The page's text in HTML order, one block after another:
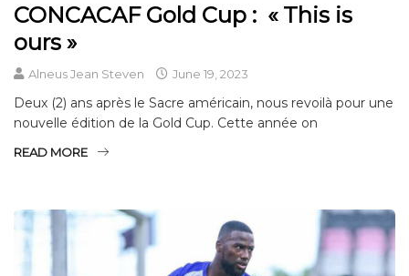
CONCACAF Gold Cup : « This is
ours »
Alneus Jean Steven June 19, 2023
Deux (2) ans après le Sacre américain, nous revoilà pour une
nouvelle édition de la Gold Cup. Cette année on
READ MORE